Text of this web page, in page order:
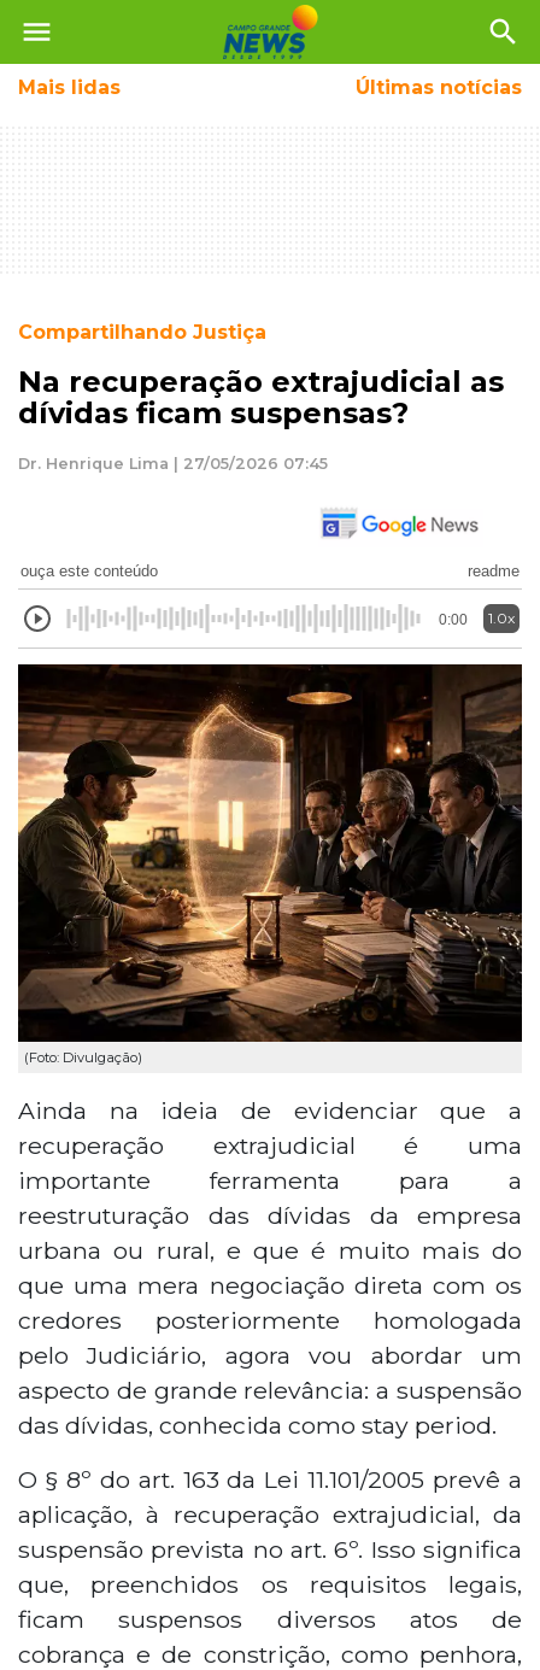
menu search
Mais lidas Últimas notícias
Compartilhando Justiça
Na recuperação extrajudicial as
dívidas ficam suspensas?
Dr. Henrique Lima | 27/05/2026 07:45
ouça este conteúdo readme
0:00 1.0x
(Foto: Divulgação)
Ainda na ideia de evidenciar que a
recuperação extrajudicial é uma
importante ferramenta para a
reestruturação das dívidas da empresa
urbana ou rural, e que é muito mais do
que uma mera negociação direta com os
credores posteriormente homologada
pelo Judiciário, agora vou abordar um
aspecto de grande relevância: a suspensão
das dívidas, conhecida como stay period.
O § 8º do art. 163 da Lei 11.101/2005 prevê a
aplicação, à recuperação extrajudicial, da
suspensão prevista no art. 6º. Isso significa
que, preenchidos os requisitos legais,
ficam suspensos diversos atos de
cobrança e de constrição, como penhora,